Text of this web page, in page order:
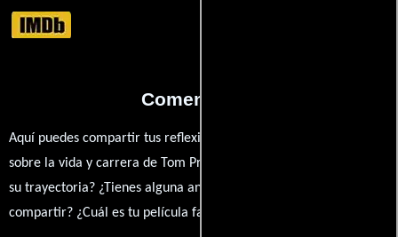
Comentarios
Aquí puedes compartir tus reflexiones, anécdotas y opiniones
sobre la vida y carrera de Tom Priestley. ¿Qué te ha inspirado de
su trayectoria? ¿Tienes alguna anécdota personal que desees
compartir? ¿Cuál es tu película favorita en la que ha participado?